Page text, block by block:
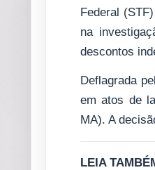
Federal
na
descontos
Deflagrada
em atos de
MA). A
LEIA